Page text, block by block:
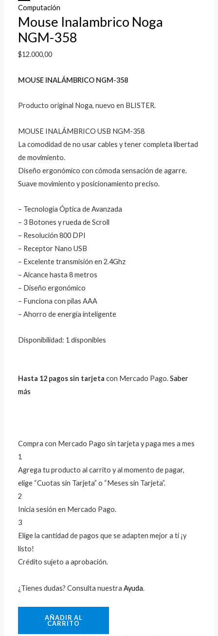
Computación
Mouse Inalambrico Noga
NGM-358
$12.000,00
MOUSE INALÁMBRICO NGM-358
Producto original Noga, nuevo en BLISTER.
MOUSE INALÁMBRICO USB NGM-358
La comodidad de no usar cables y tener completa libertad
de movimiento.
Diseño ergonómico con cómoda sensación de agarre.
Suave movimiento y posicionamiento preciso.
– Tecnología Óptica de Avanzada
– 3 Botones y rueda de Scroll
– Resolución 800 DPI
– Receptor Nano USB
– Excelente transmisión en 2.4Ghz
– Alcance hasta 8 metros
– Diseño ergonómico
– Funciona con pilas AAA
– Ahorro de energía inteligente
Disponibilidad: 1 disponibles
Hasta 12 pagos sin tarjeta con Mercado Pago.Saber
más
Compra con Mercado Pago sin tarjeta y paga mes a mes
1
Agrega tu producto al carrito y al momento de pagar,
elige “Cuotas sin Tarjeta” o “Meses sin Tarjeta”.
2
Inicia sesión en Mercado Pago.
3
Elige la cantidad de pagos que se adapten mejor a ti ¡y
listo!
Crédito sujeto a aprobación.
¿Tienes dudas? Consulta nuestraAyuda.
AÑADIR AL
CARRITO